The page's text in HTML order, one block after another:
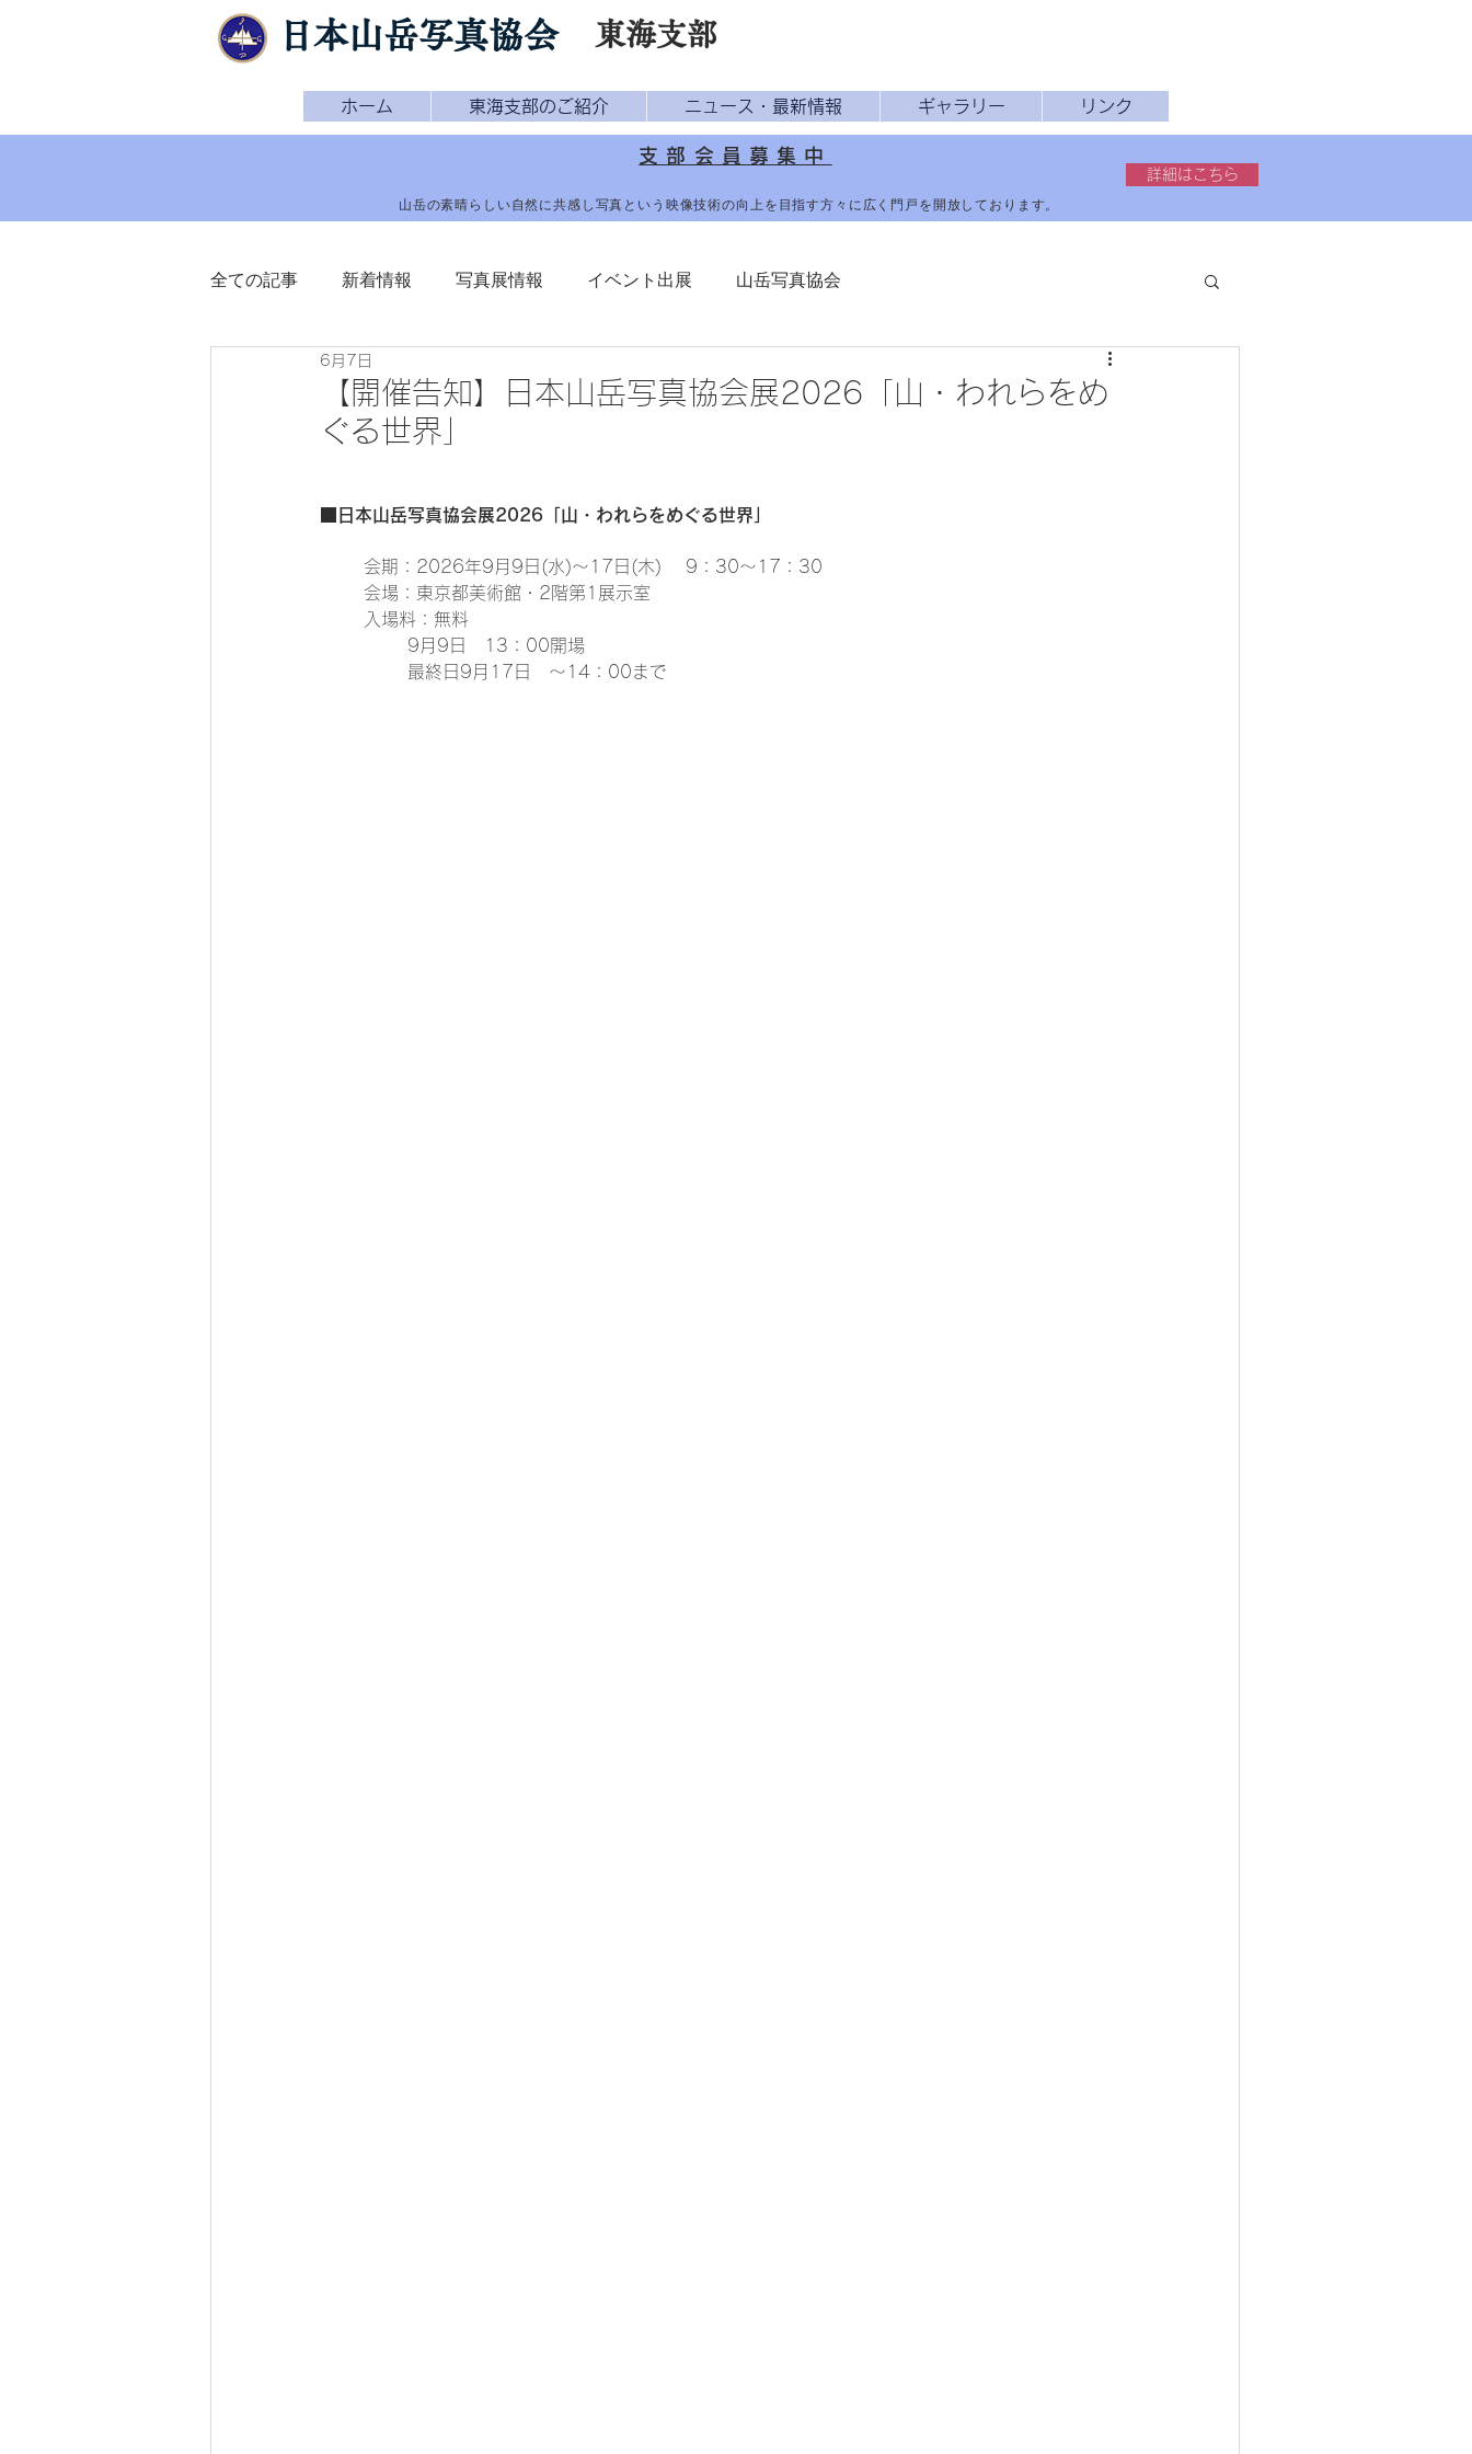
日本山岳写真協会 東海支部
ホーム 東海支部のご紹介 ニュース・最新情報 ギャラリー リンク
全ての記事 新着情報 写真展情報 イベント出展 山岳写真協会
【開催告知】日本山岳写真協会展2026「山・われらをめ
ぐる世界」
6月7日
■日本山岳写真協会展2026「山・われらをめぐる世界」
会期：2026年9月9日(水)～17日(木) 　9：30～17：30
会場：東京都美術館・2階第1展示室
入場料：無料
9月9日　13：00開場
最終日9月17日　〜14：00まで
支部会員募集中
山岳の素晴らしい自然に共感し写真という映像技術の向上を目指す方々に広く門戸を開放しております。
詳細はこちら